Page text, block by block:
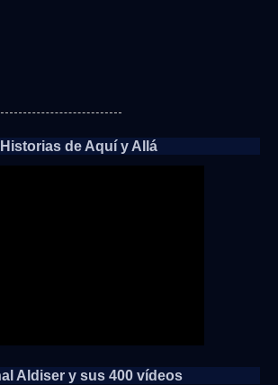
Historias de Aquí y Allá
Aldiser y sus 400 vídeos